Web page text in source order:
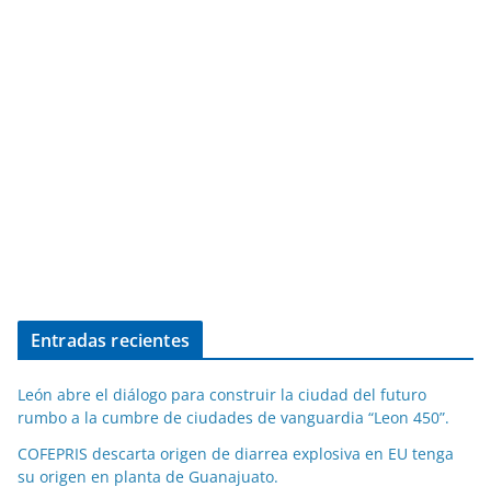
Entradas recientes
León abre el diálogo para construir la ciudad del futuro
rumbo a la cumbre de ciudades de vanguardia “Leon 450”.
COFEPRIS descarta origen de diarrea explosiva en EU tenga
su origen en planta de Guanajuato.